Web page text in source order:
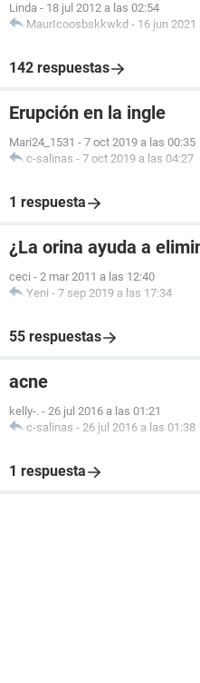
Linda - 18 jul 2012 a las 02:54
MaurIcoosbskkwkd - 16 jun 2021
142 respuestas
Erupción en la ingle
Mari24_1531 - 7 oct 2019 a las 00:35
c-salinas - 7 oct 2019 a las 04:27
1 respuesta
¿La orina ayuda a
ceci - 2 mar 2011 a las 12:40
Yeni - 7 sep 2019 a las 17:34
55 respuestas
acne
kelly-. - 26 jul 2016 a las 01:21
c-salinas - 26 jul 2016 a las 01:38
1 respuesta